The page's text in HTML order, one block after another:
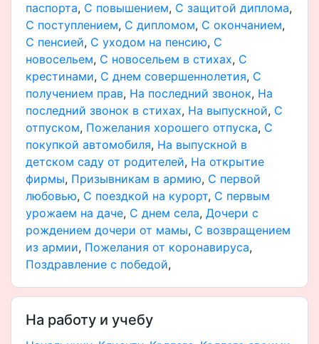
паспорта, С повышением, С защитой диплома,
С поступлением, С дипломом, С окончанием,
С пенсией, С уходом на пенсию, С
новосельем, С новосельем в стихах, С
крестинами, С днем совершеннолетия, С
получением прав, На последний звонок, На
последний звонок в стихах, На выпускной, С
отпуском, Пожелания хорошего отпуска, С
покупкой автомобиля, На выпускной в
детском саду от родителей, На открытие
фирмы, Призывникам в армию, С первой
любовью, С поездкой на курорт, С первым
урожаем на даче, С днем села, Дочери с
рождением дочери от мамы, С возвращением
из армии, Пожелания от коронавируса,
Поздравление с победой,
На работу и учебу